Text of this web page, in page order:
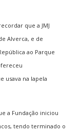
que a JMJ
Alverca, e de
ao Parque
usava na lapela
a Fundação iniciou
tendo terminado o